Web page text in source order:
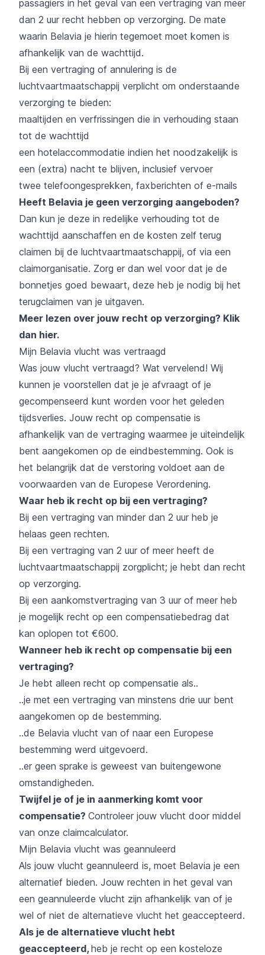
passagiers in het geval van een vertraging van meer
dan 2 uur recht hebben op verzorging. De mate
waarin Belavia je hierin tegemoet moet komen is
afhankelijk van de wachttijd.
Bij een vertraging of annulering is de
luchtvaartmaatschappij verplicht om onderstaande
verzorging te bieden:
maaltijden en verfrissingen die in verhouding staan
tot de wachttijd
een hotelaccommodatie indien het noodzakelijk is
een (extra) nacht te blijven, inclusief vervoer
twee telefoongesprekken, faxberichten of e-mails
Heeft Belavia je geen verzorging aangeboden?
Dan kun je deze in redelijke verhouding tot de
wachttijd aanschaffen en de kosten zelf terug
claimen bij de luchtvaartmaatschappij, of via een
claimorganisatie. Zorg er dan wel voor dat je de
bonnetjes goed bewaart, deze heb je nodig bij het
terugclaimen van je uitgaven.
Meer lezen over jouw recht op verzorging? Klik
dan hier.
Mijn Belavia vlucht was vertraagd
Was jouw vlucht vertraagd? Wat vervelend! Wij
kunnen je voorstellen dat je je afvraagt of je
gecompenseerd kunt worden voor het geleden
tijdsverlies. Jouw recht op compensatie is
afhankelijk van de vertraging waarmee je uiteindelijk
bent aangekomen op de eindbestemming. Ook is
het belangrijk dat de verstoring voldoet aan de
voorwaarden van de Europese Verordening.
Waar heb ik recht op bij een vertraging?
Bij een vertraging van minder dan 2 uur heb je
helaas geen rechten.
Bij een vertraging van 2 uur of meer heeft de
luchtvaartmaatschappij zorgplicht; je hebt dan recht
op verzorging.
Bij een aankomstvertraging van 3 uur of meer heb
je mogelijk recht op een compensatiebedrag dat
kan oplopen tot €600.
Wanneer heb ik recht op compensatie bij een
vertraging?
Je hebt alleen recht op compensatie als..
..je met een vertraging van minstens drie uur bent
aangekomen op de bestemming.
..de Belavia vlucht van of naar een Europese
bestemming werd uitgevoerd.
..er geen sprake is geweest van buitengewone
omstandigheden.
Twijfel je of je in aanmerking komt voor
compensatie? Controleer jouw vlucht door middel
van onze claimcalculator.
Mijn Belavia vlucht was geannuleerd
Als jouw vlucht geannuleerd is, moet Belavia je een
alternatief bieden. Jouw rechten in het geval van
een geannuleerde vlucht zijn afhankelijk van of je
wel of niet de alternatieve vlucht het geaccepteerd.
Als je de alternatieve vlucht hebt
geaccepteerd, heb je recht op een kosteloze